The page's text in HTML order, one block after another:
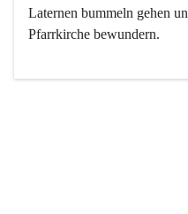
Laternen bummeln gehen
Pfarrkirche bewundern.
Der Weinbau dominert